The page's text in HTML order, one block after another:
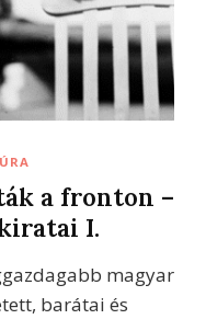
a fronton –
I.
magyar
barátai és